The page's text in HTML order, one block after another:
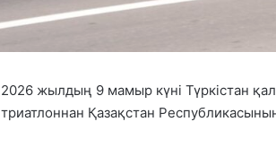
2026 жылдың 9 мамыр күні Түркістан
триатлоннан Қазақстан